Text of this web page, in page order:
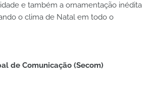
e também a ornamentação inédita
o clima de Natal em todo o
de Comunicação (Secom)